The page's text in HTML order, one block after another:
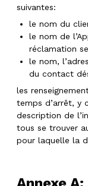
suivantes:
le nom du
le nom de
réclamation
le nom,
du contact
les
temps d’arrêt, y
description de
tous se trouver
pour laquelle la